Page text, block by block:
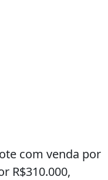
com venda por
R$310.000,